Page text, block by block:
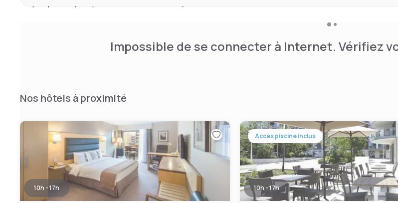
Impossible de se connecter à Internet. Vérifiez
Nos hôtels à proximité
10h - 17h
Accès piscine inclus
10h - 17h